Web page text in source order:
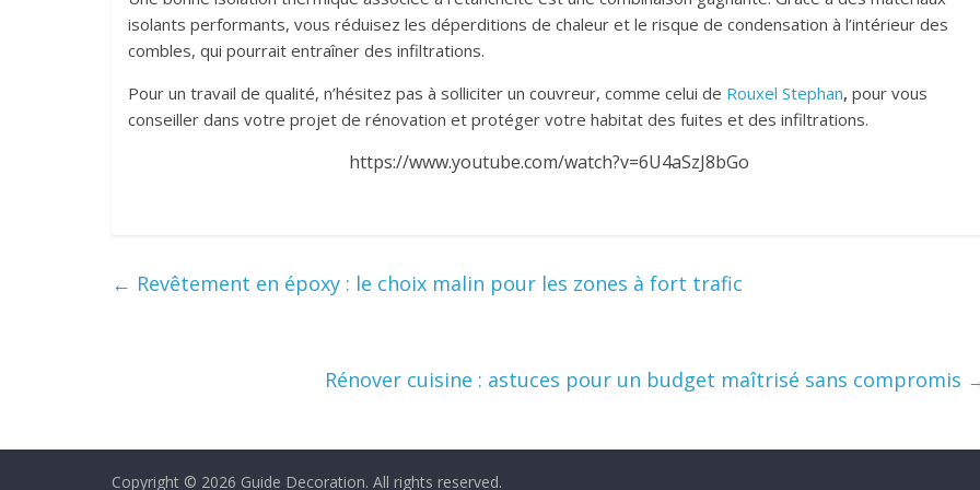
isolants performants, vous réduisez les déperditions de chaleur et le risque de condensation à l’intérieur des
combles, qui pourrait entraîner des infiltrations.
Pour un travail de qualité, n’hésitez pas à solliciter un couvreur, comme celui de Rouxel Stephan, pour vous
conseiller dans votre projet de rénovation et protéger votre habitat des fuites et des infiltrations.
https://www.youtube.com/watch?v=6U4aSzJ8bGo
← Revêtement en époxy : le choix malin pour les zones à fort trafic
Rénover cuisine : astuces pour un budget maîtrisé sans compromis
Copyright © 2026 Guide Decoration. All rights reserved.